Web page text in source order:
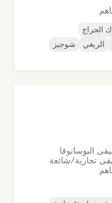
الجراج
الريغي
شوجيز
البوسانوفا
تجارية/شائعة